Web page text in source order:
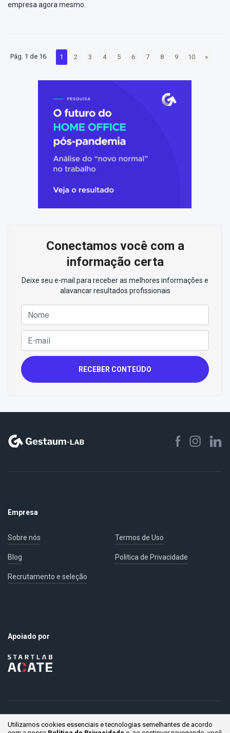
empresa agora mesmo.
Pág. 1 de 16 1 2 3 4 5 6 7 8 9 10 »
Conectamos você com a
informação certa
Deixe seu e-mail para receber as melhores informações e
alavancar resultados profissionais
RECEBER CONTEÚDO
Empresa
Sobre nós Termos de Uso
Blog Politica de Privacidade
Recrutamento e seleção
Apoiado por
© Gestaum Lab ® Todos os direitos reservados.
Utilizamos cookies essenciais e tecnologias semelhantes de acordo